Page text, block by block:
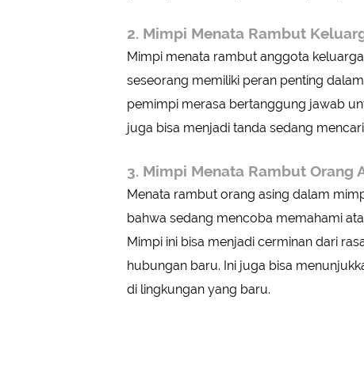
2. Mimpi Menata Rambut
Mimpi menata rambut anggota
seseorang memiliki peran penting
pemimpi merasa bertanggung jawab
juga bisa menjadi tanda sedang
3. Mimpi Menata Rambut Orang
Menata rambut orang asing dalam
bahwa sedang mencoba memahami
Mimpi ini bisa menjadi cerminan dari
hubungan baru. Ini juga bisa
di lingkungan yang baru.